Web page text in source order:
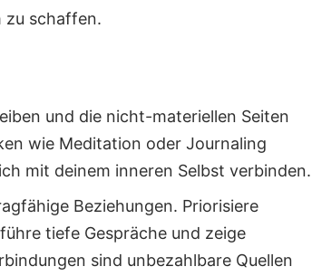
zu schaffen.
und die nicht-materiellen Seiten
wie Meditation oder Journaling
mit deinem inneren Selbst verbinden.
Beziehungen. Priorisiere
tiefe Gespräche und zeige
sind unbezahlbare Quellen